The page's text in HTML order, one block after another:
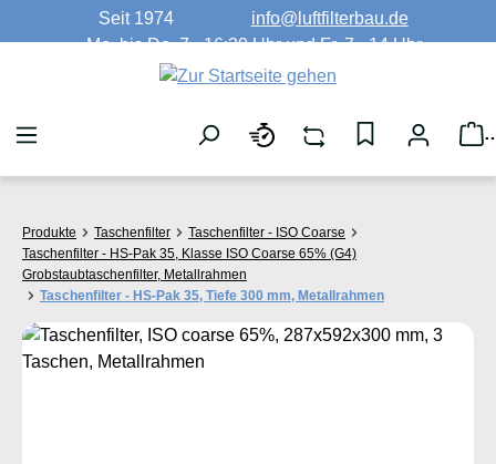
Zum Hauptinhalt springen
Seit 1974
info@luftfilterbau.de
Mo. bis Do. 7 - 16:30 Uhr und Fr. 7 - 14 Uhr
Produkte Taschenfilter
Taschenfilter - ISO Coarse
Taschenfilter - HS-Pak 35, Klasse ISO Coarse 65% (G4)
Grobstaubtaschenfilter, Metallrahmen
Taschenfilter - HS-Pak 35, Tiefe 300 mm, Metallrahmen
Bildergalerie überspringen